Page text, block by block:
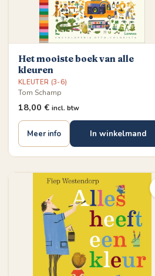
Het mooiste boek van alle
kleuren
KLEUTER (3-6)
Tom Schamp
18,00 € incl. btw
Meer info In winkelmand